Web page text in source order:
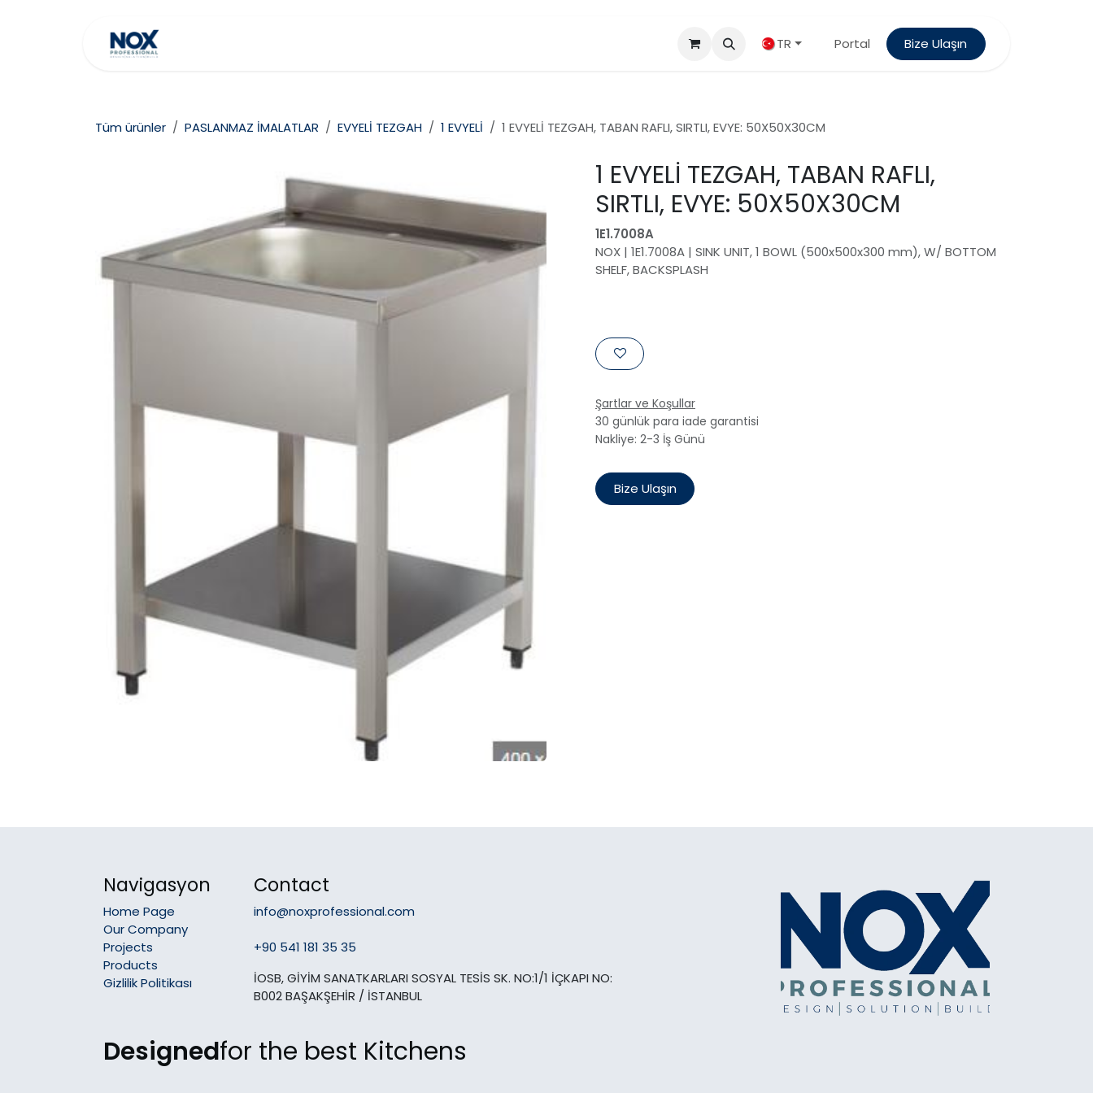
TR Portal Bize Ulaşın
Tüm ürünler PASLANMAZ İMALATLAR EVYELİ TEZGAH 1 EVYELİ 1 EVYELİ TEZGAH, TABAN RAFLI, SIRTLI, EVYE: 50X50X30CM
1 EVYELİ TEZGAH, TABAN RAFLI,
SIRTLI, EVYE: 50X50X30CM
1E1.7008A
NOX | 1E1.7008A | SINK UNIT, 1 BOWL (500x500x300 mm), W/ BOTTOM
SHELF, BACKSPLASH
Şartlar ve Koşullar
30 günlük para iade garantisi
Nakliye: 2-3 İş Günü
Bize Ulaşın
Navigasyon
Home Page
Our Company
Projects
Products
Gizlilik Politikası
Designedfor the best Kitchens
Contact
info@noxprofessional.com
+90 541 181 35 35
İOSB, GİYİM SANATKARLARI SOSYAL TESİS SK. NO:1/1 İÇKAPI NO:
B002 BAŞAKŞEHİR / İSTANBUL